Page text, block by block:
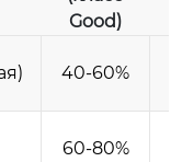
Good)
40-60%
60-80%